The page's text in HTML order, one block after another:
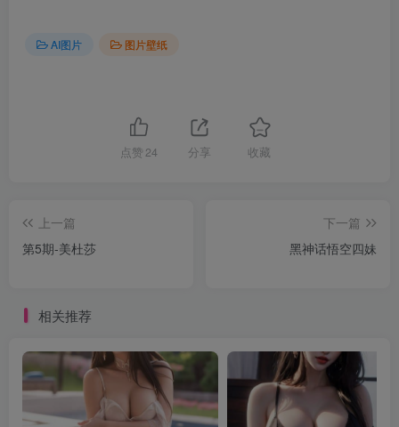
AI图片 图片壁纸
点赞 24 分享 收藏
上一篇
第5期-美杜莎
下一篇
黑神话悟空四妹
相关推荐